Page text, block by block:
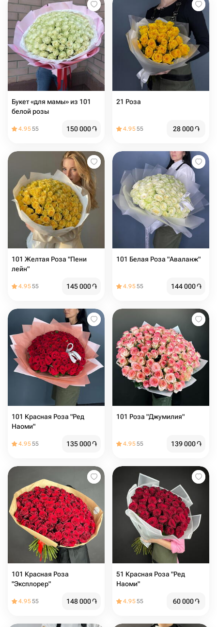
Букет «для мамы» из 101
белой розы
4.9555 150 000֏
21 Роза
4.9555 28 000֏
101 Желтая Роза "Пени
лейн"
4.9555 145 000֏
101 Белая Роза "Аваланж"
4.9555 144 000֏
101 Красная Роза "Ред
Наоми"
4.9555 135 000֏
101 Роза "Джумилия"
4.9555 139 000֏
101 Красная Роза
"Эксплорер"
4.9555 148 000֏
51 Красная Роза "Ред
Наоми"
4.9555 60 000֏